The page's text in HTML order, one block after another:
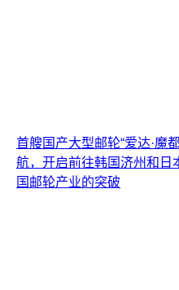
首艘国产大型邮轮“爱达·魔
航，开启前往韩国济州和日
国邮轮产业的突破